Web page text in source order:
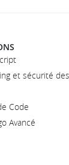
et sécurité des
Code
Avancé